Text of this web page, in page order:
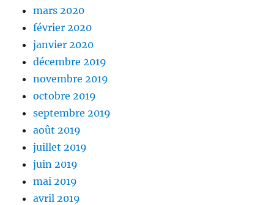
mars 2020
février 2020
janvier 2020
décembre 2019
novembre 2019
octobre 2019
septembre 2019
août 2019
juillet 2019
juin 2019
mai 2019
avril 2019